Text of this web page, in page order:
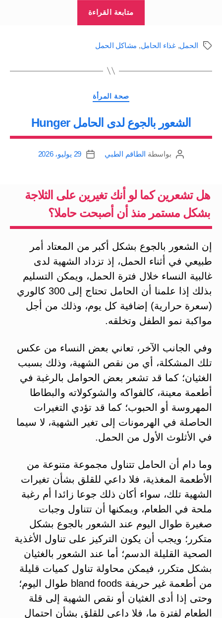
متابعة القراءة
الوسومالحمل,غذاء الحامل, مشاكل الحمل
التصنيفات
صحة المرأة
الشعور بالجوع لدى الحامل Hunger
كاتببواسطة الطاقم الطبي
تاريخ
29 يوليو، 2026
هل تشعرين كما لو أنك تغيرين على الثلاجة
بشكل مستمر منذ أن أصبحت حاملا؟
إن الشعور بالجوع بشكل أكبر من المعتاد أمر
طبيعي في أثناء الحمل، إذ تزداد الشهية لدى
غالبية النساء خلال فترة الحمل، ويمكن التسليم
بذلك إذا علمنا أن الحامل تحتاج إلى 300 كالوري
(سعرة حرارية) إضافية كل يوم، وذلك من أجل
مواكبة نمو الطفل وتخلقه.
وفي الجانب الآخر، تعاني بعض النساء من عكس
تلك المشكلة، أي من نقص الشهية، وذلك بسبب
الغثيان؛ كما قد تشعر بعض الحوامل بالرغبة في
أطعمة معينة، كالفواكه والشوكولاته والبطاطا
المهروسة أو الحبوب؛ كما قد تؤدي التغيرات
الحاصلة في الهرمونات إلى تغير الشهية، لا سيما
في الأثلوث الأول من الحمل.
وما دام أن الحامل تتناول مجموعة متنوعة من
الأطعمة المغذية، فلا داعي للقلق بشأن تغيرات
الشهية تلك، سواء أكان ذلك جوعا زائدا أم رغبة
ملحة في الطعام، ويمكنها أن تتناول وجبات
صغيرة طوال اليوم عند الشعور بالجوع بشكل
متكرر؛ ويجب أن يكون التركيز على تناول الأغذية
الصحية القليلة الدسم؛ أما عند الشعور بالغثيان
بشكل متكرر، فيمكن محاولة تناول كميات قليلة
من أطعمة غير حريفة bland foods طوال اليوم؛
وحتى إذا أدى الغثيان أو نقص الشهية إلى قلة
الطعام لفترة ما، فلا داعي للقلق بشأن احتمال